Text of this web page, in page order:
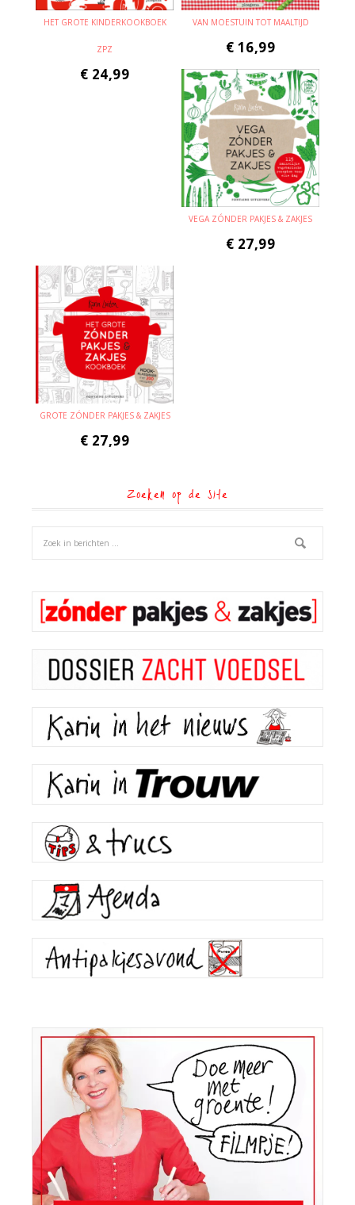
HET GROTE KINDERKOOKBOEK
ZPZ
€ 24,99
VAN MOESTUIN TOT MAALTIJD
€ 16,99
VEGA ZÓNDER PAKJES & ZAKJES
€ 27,99
GROTE ZÓNDER PAKJES & ZAKJES
€ 27,99
Zoeken op de site